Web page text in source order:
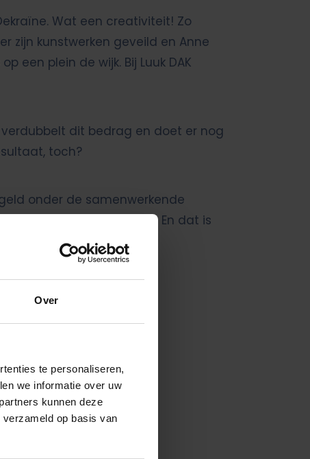
Over
te personaliseren,
we informatie over uw
kunnen deze
op basis van
Wat een creativiteit! Zo
zijn kunstwerken geveild en Anne
een plein de wijk. Bij Luuk DAK
dit bedrag en doet er nog
toch?
onder de samenwerkende
aan de Oekraïners. En dat is